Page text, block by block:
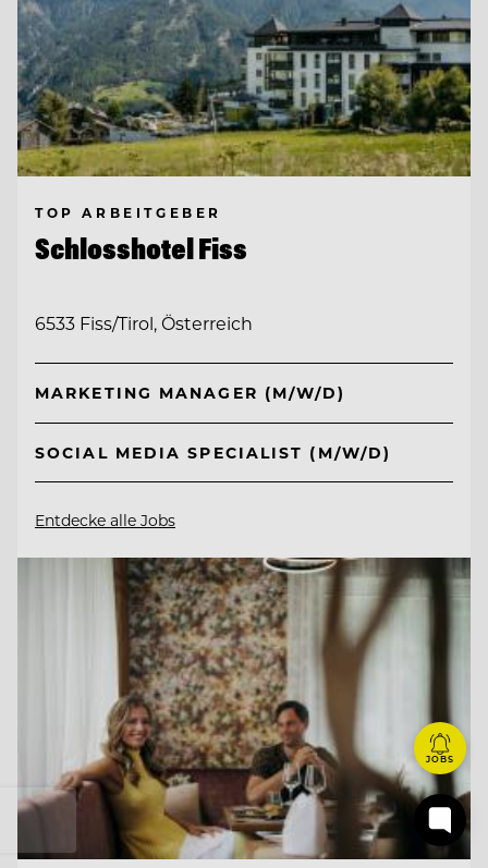
TOP ARBEITGEBER
Schlosshotel Fiss
6533 Fiss/Tirol, Österreich
MARKETING MANAGER (M/W/D)
SOCIAL MEDIA SPECIALIST (M/W/D)
Entdecke alle Jobs
JOBS